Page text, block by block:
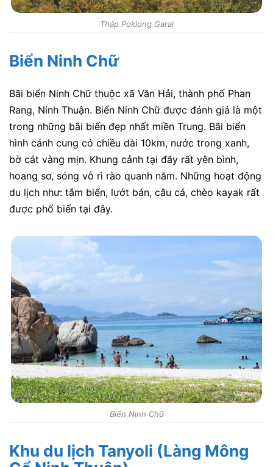
Tháp Poklong Garai
Biển Ninh Chữ
Bãi biển Ninh Chữ thuộc xã Văn Hải, thành phố Phan
Rang, Ninh Thuận. Biển Ninh Chữ được đánh giá là một
trong những bãi biển đẹp nhất miền Trung. Bãi biển
hình cánh cung có chiều dài 10km, nước trong xanh,
bờ cát vàng mịn. Khung cảnh tại đây rất yên bình,
hoang sơ, sóng vỗ rì rào quanh năm. Những hoạt động
du lịch như: tắm biển, lướt bán, câu cá, chèo kayak rất
được phổ biến tại đây.
Biển Ninh Chữ
Khu du lịch Tanyoli (Làng Mông